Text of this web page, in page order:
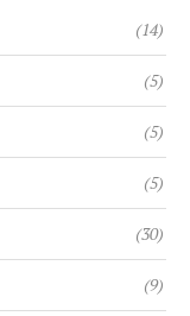
(14)
(5)
(5)
(5)
(30)
(9)